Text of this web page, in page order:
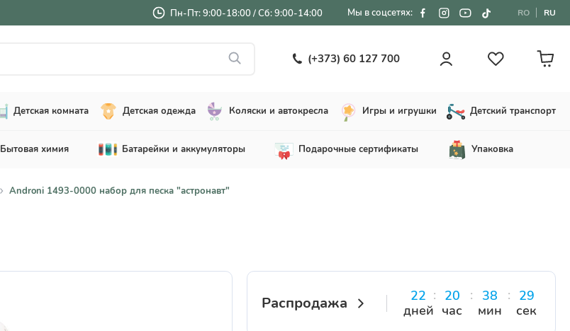
Пн-Пт: 9:00-18:00 / Сб: 9:00-14:00 Мы в соцсетях: RO RU
(+373) 60 127 700
Детская комната Детская одежда Коляски и автокресла Игры и игрушки Детский транспорт
Бытовая химия Батарейки и аккумуляторы Подарочные сертификаты Упаковка
Androni 1493-0000 набор для песка "астронавт"
Распродажа
22
дней
20
час
38
мин
28
сек